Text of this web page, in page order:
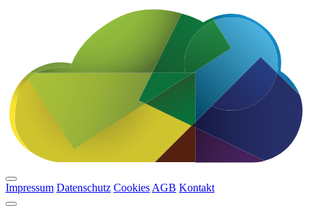
Impressum Datenschutz Cookies AGB Kontakt